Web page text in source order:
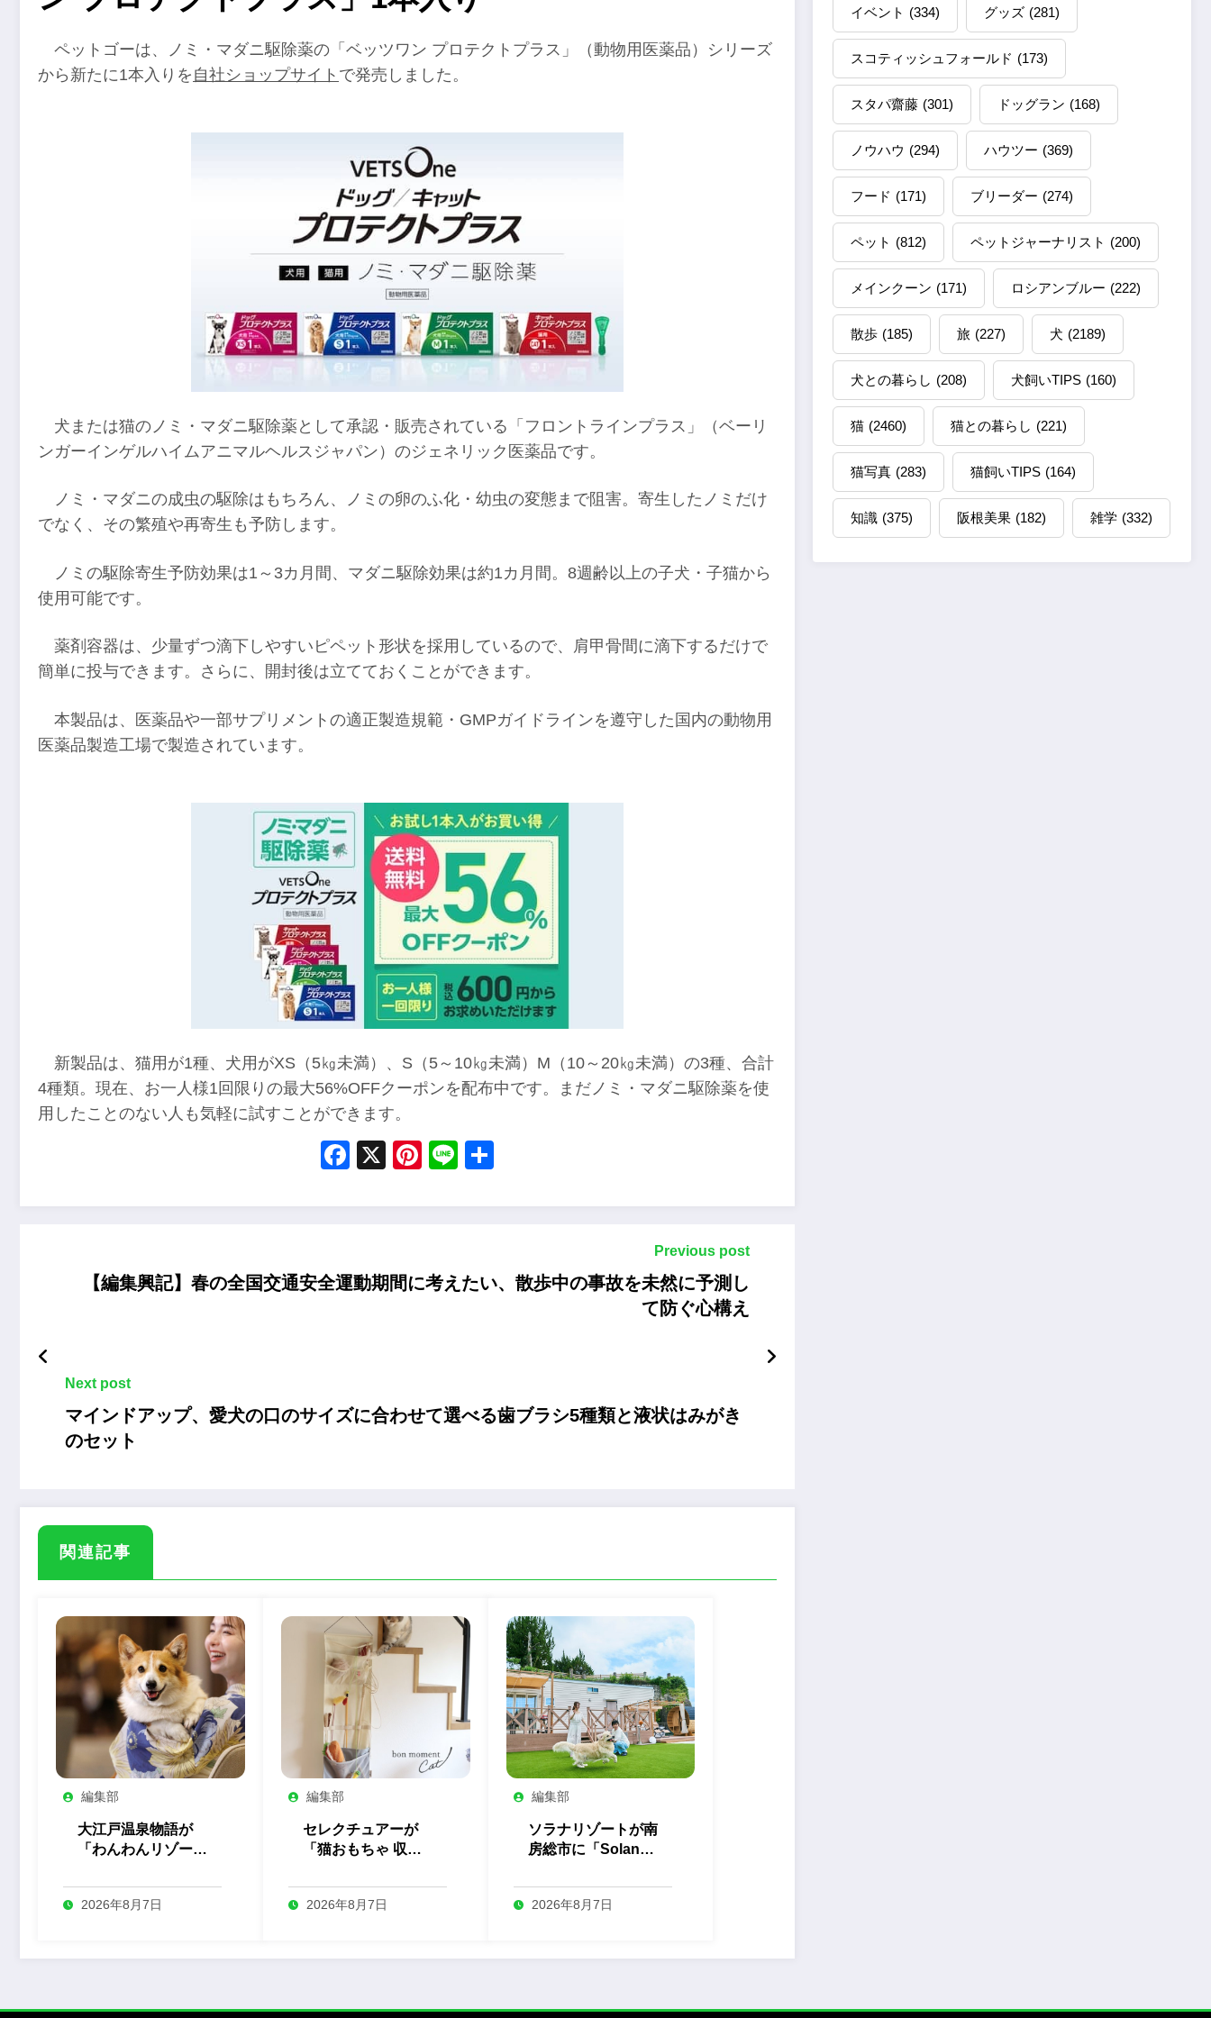
ペットゴーは、ノミ・マダニ駆除薬の「ベッツワン プロテクトプラス」（動物用医薬品）シリーズ
から新たに1本入りを 自社ショップサイト で発売しました。
犬または猫のノミ・マダニ駆除薬として承認・販売されている「フロントラインプラス」（ベーリ
ンガーインゲルハイムアニマルヘルスジャパン）のジェネリック医薬品です。
ノミ・マダニの成虫の駆除はもちろん、ノミの卵のふ化・幼虫の変態まで阻害。寄生したノミだけ
でなく、その繁殖や再寄生も予防します。
ノミの駆除寄生予防効果は1～3カ月間、マダニ駆除効果は約1カ月間。8週齢以上の子犬・子猫から
使用可能です。
薬剤容器は、少量ずつ滴下しやすいピペット形状を採用しているので、肩甲骨間に滴下するだけで
簡単に投与できます。さらに、開封後は立てておくことができます。
本製品は、医薬品や一部サプリメントの適正製造規範・GMPガイドラインを遵守した国内の動物用
医薬品製造工場で製造されています。
新製品は、猫用が1種、犬用がXS（5㎏未満）、S（5～10㎏未満）M（10～20㎏未満）の3種、合計
4種類。現在、お一人様1回限りの最大56%OFFクーポンを配布中です。まだノミ・マダニ駆除薬を使
用したことのない人も気軽に試すことができます。
Facebook
X Pinterest
LineShare
Previous post
【編集興記】春の全国交通安全運動期間に考えたい、散歩中の事故を未然に予測し
て防ぐ心構え
Next post
マインドアップ、愛犬の口のサイズに合わせて選べる歯ブラシ5種類と液状はみがき
のセット
関連記事
編集部
大江戸温泉物語が
「わんわんリゾー
ドッグランをリニュ
ーアル
2026年8月7日
編集部
セレクチュアーが
「猫おもちゃ 収納
を発売
2026年8月7日
編集部
ソラナリゾートが南
房総市に「Solana
総」を開業
2026年8月7日
イベント (334) グッズ (281)
スコティッシュフォールド (173)
スタパ齋藤 (301) ドッグラン (168)
ノウハウ (294) ハウツー (369)
フード (171) ブリーダー (274)
ペット (812) ペットジャーナリスト (200)
メインクーン (171) ロシアンブルー (222)
散歩 (185) 旅 (227) 犬 (2189)
犬との暮らし (208) 犬飼いTIPS (160)
猫 (2460) 猫との暮らし (221)
猫写真 (283) 猫飼いTIPS (164)
知識 (375) 阪根美果 (182) 雑学 (332)